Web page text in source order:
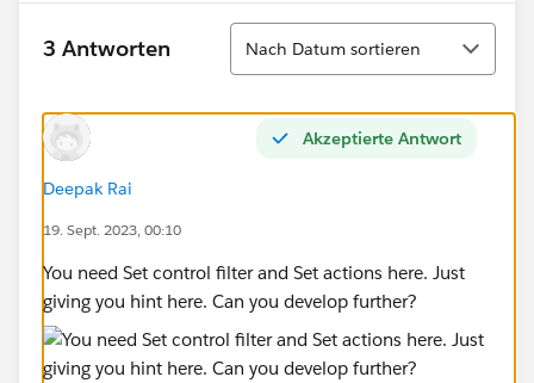
3 Antworten
Sortieren
Nach Datum sortieren
Akzeptierte Antwort
Deepak Rai
19. Sept. 2023, 00:10
You need Set control filter and Set actions here. Just
giving you hint here. Can you develop further?